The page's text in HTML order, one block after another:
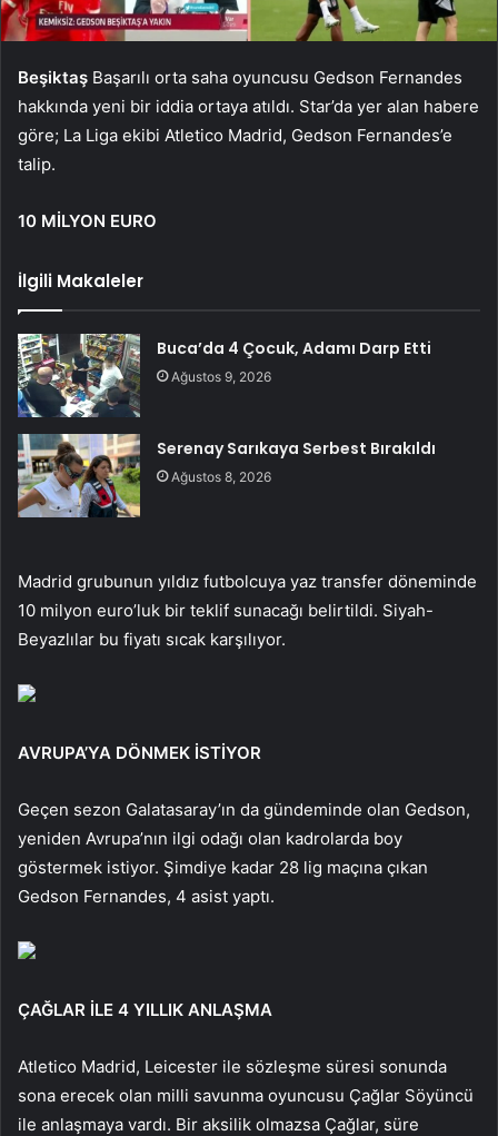
Beşiktaş Başarılı orta saha oyuncusu Gedson Fernandes
hakkında yeni bir iddia ortaya atıldı. Star’da yer alan habere
göre; La Liga ekibi Atletico Madrid, Gedson Fernandes’e
talip.
10 MİLYON EURO
İlgili Makaleler
Buca’da 4 Çocuk, Adamı Darp Etti
Ağustos 9, 2026
Serenay Sarıkaya Serbest Bırakıldı
Ağustos 8, 2026
Madrid grubunun yıldız futbolcuya yaz transfer döneminde
10 milyon euro’luk bir teklif sunacağı belirtildi. Siyah-
Beyazlılar bu fiyatı sıcak karşılıyor.
AVRUPA’YA DÖNMEK İSTİYOR
Geçen sezon Galatasaray’ın da gündeminde olan Gedson,
yeniden Avrupa’nın ilgi odağı olan kadrolarda boy
göstermek istiyor. Şimdiye kadar 28 lig maçına çıkan
Gedson Fernandes, 4 asist yaptı.
ÇAĞLAR İLE 4 YILLIK ANLAŞMA
Atletico Madrid, Leicester ile sözleşme süresi sonunda
sona erecek olan milli savunma oyuncusu Çağlar Söyüncü
ile anlaşmaya vardı. Bir aksilik olmazsa Çağlar, süre